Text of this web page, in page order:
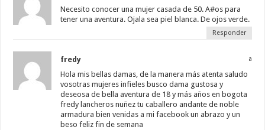
Necesito conocer una mujer casada de 50. A#os para
tener una aventura. Ojala sea piel blanca. De ojos verde.
Responder
fredy a
Hola mis bellas damas, de la manera más atenta saludo
vosotras mujeres infieles busco dama gustosa y
deseosa de bella aventura de 18 y más años en bogota
fredy lancheros nuñez tu caballero andante de noble
armadura bien venidas a mi facebook un abrazo y un
beso feliz fin de semana